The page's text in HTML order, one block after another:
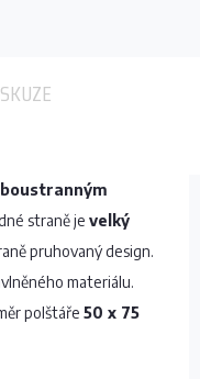
straně je velký
pruhovaný design.
materiálu.
polštáře 50 x 75